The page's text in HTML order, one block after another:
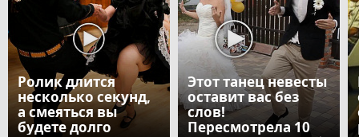
Ролик длится
несколько секунд,
а смеяться вы
будете долго
Этот танец невесты
оставит вас без
слов!
Пересмотрела 10